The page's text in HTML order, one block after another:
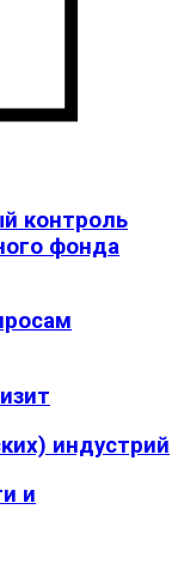
контроль
фонда
индустрий
и